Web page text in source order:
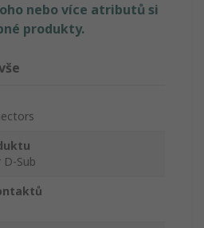
nebo více atributů si
produkty.
Sub